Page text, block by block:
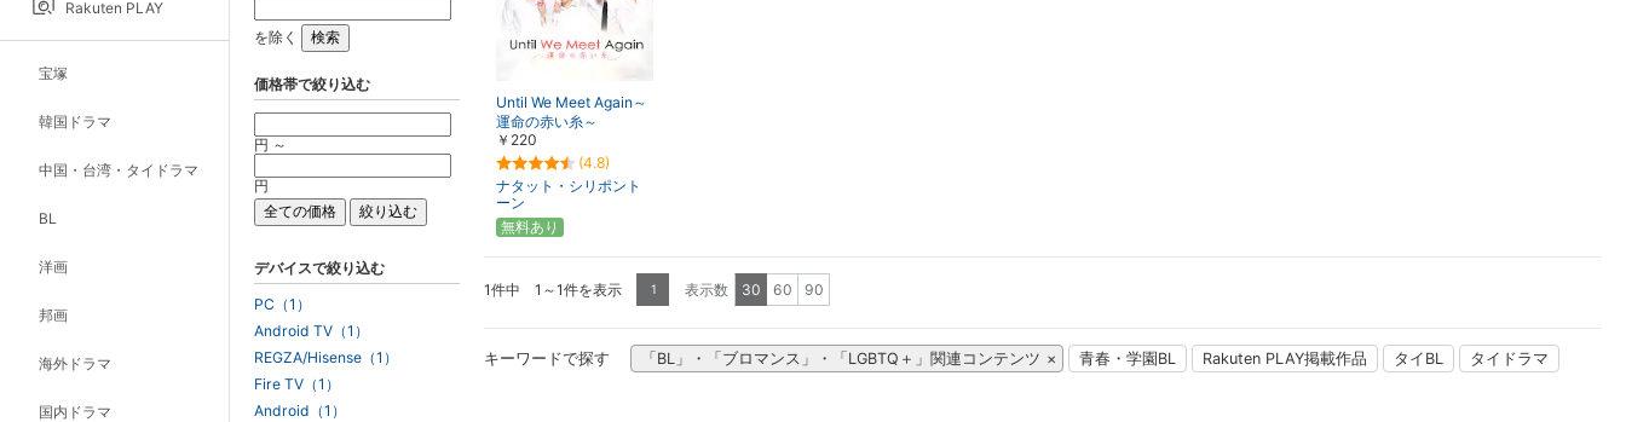
Rakuten PLAY
宝塚
韓国ドラマ
中国・台湾・タイドラマ
BL
洋画
邦画
海外ドラマ
国内ドラマ
Until We Meet Again～
運命の赤い糸～
￥220
(4.8)
ナタット・シリポント
ーン
無料あり
1件中 1～1件を表示 1 表示数 30 60 90
キーワードで探す 「BL」・「ブロマンス」・「LGBTQ＋」関連コンテンツ 青春・学園BL Rakuten PLAY掲載作品 タイBL タイドラマ
を除く
価格帯で絞り込む
円 ～
円
デバイスで絞り込む
PC（1）
Android TV（1）
REGZA/Hisense（1）
Fire TV（1）
Android（1）